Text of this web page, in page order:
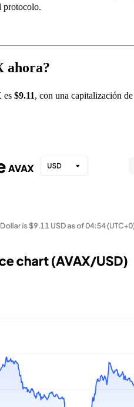
protocolo.
ahora?
es $9.11, con una capitalización